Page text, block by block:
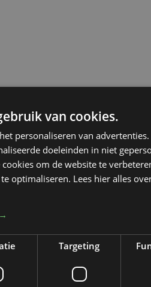
van cookies.
personaliseren van
doeleinden in niet
om de website te
optimaliseren. Lees hier alles
Targeting